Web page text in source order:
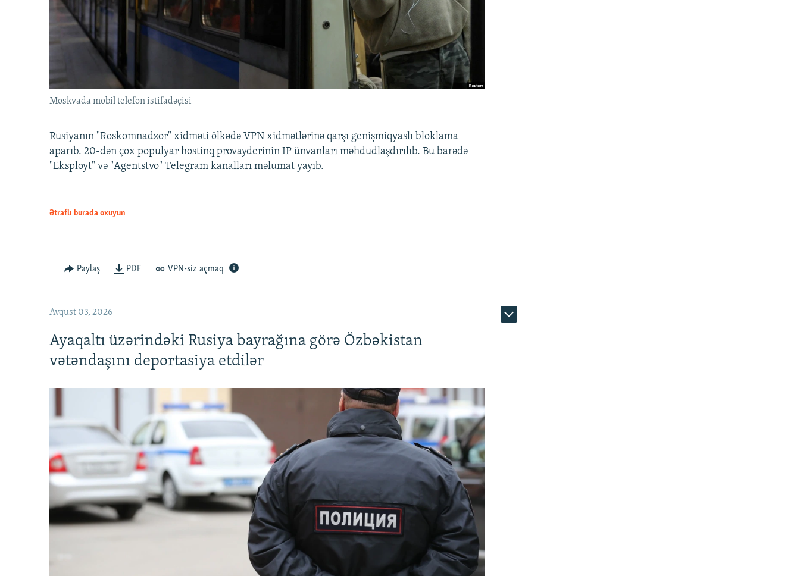
Moskvada mobil telefon istifadəçisi
Rusiyanın "Roskomnadzor" xidməti ölkədə VPN xidmətlərinə qarşı genişmiqyaslı bloklama
aparıb. 20-dən çox populyar hostinq provayderinin IP ünvanları məhdudlaşdırılıb. Bu barədə
"Eksployt" və "Agentstvo" Telegram kanalları məlumat yayıb.
Ətraflı burada oxuyun
Paylaş PDF VPN-siz açmaq
Avqust 03, 2026
Ayaqaltı üzərindəki Rusiya bayrağına görə Özbəkistan
vətəndaşını deportasiya etdilər